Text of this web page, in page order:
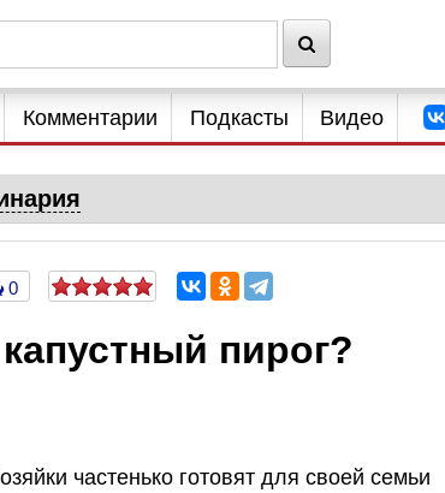
Комментарии Подкасты Видео
0
пирог?
частенько готовят для своей семьи